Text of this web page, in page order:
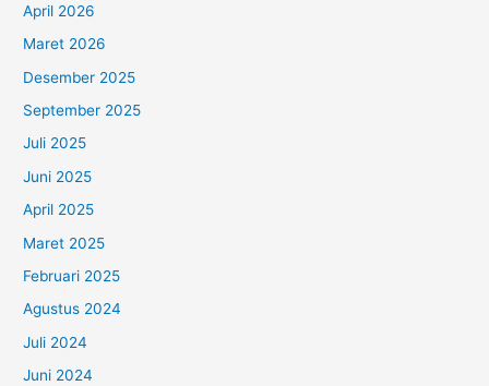
April 2026
Maret 2026
Desember 2025
September 2025
Juli 2025
Juni 2025
April 2025
Maret 2025
Februari 2025
Agustus 2024
Juli 2024
Juni 2024